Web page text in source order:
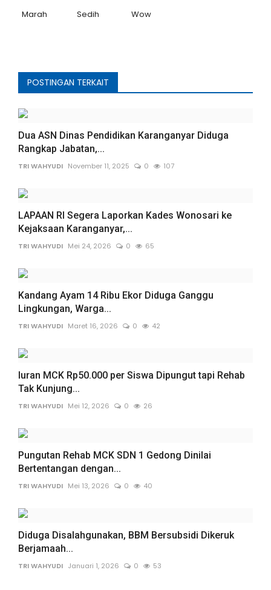
Marah Sedih Wow
POSTINGAN TERKAIT
Dua ASN Dinas Pendidikan Karanganyar Diduga
Rangkap Jabatan,...
TRI WAHYUDI November 11, 2025 0 107
LAPAAN RI Segera Laporkan Kades Wonosari ke
Kejaksaan Karanganyar,...
TRI WAHYUDI Mei 24, 2026 0 65
Kandang Ayam 14 Ribu Ekor Diduga Ganggu
Lingkungan, Warga...
TRI WAHYUDI Maret 16, 2026 0 42
Iuran MCK Rp50.000 per Siswa Dipungut tapi Rehab
Tak Kunjung...
TRI WAHYUDI Mei 12, 2026 0 26
Pungutan Rehab MCK SDN 1 Gedong Dinilai
Bertentangan dengan...
TRI WAHYUDI Mei 13, 2026 0 40
Diduga Disalahgunakan, BBM Bersubsidi Dikeruk
Berjamaah...
TRI WAHYUDI Januari 1, 2026 0 53